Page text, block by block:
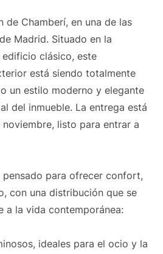
de Chamberí, en una de las
Madrid. Situado en la
clásico, este
está siendo totalmente
un estilo moderno y elegante
del inmueble. La entrega está
listo para entrar a
pensado para ofrecer confort,
con una distribución que se
a la vida contemporánea:
ideales para el ocio y la